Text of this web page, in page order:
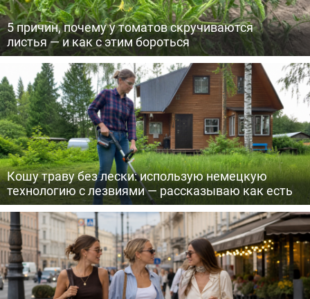
5 причин, почему у томатов скручиваются
листья — и как с этим бороться
Кошу траву без лески: использую немецкую
технологию с лезвиями — рассказываю как есть